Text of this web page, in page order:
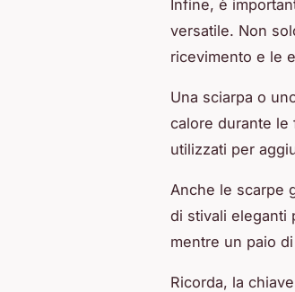
Infine, è
versatile. Non
ricevimento e le
Una sciarpa o
calore durante le
utilizzati per
Anche le scarpe
di stivali eleganti
mentre un paio
Ricorda, la